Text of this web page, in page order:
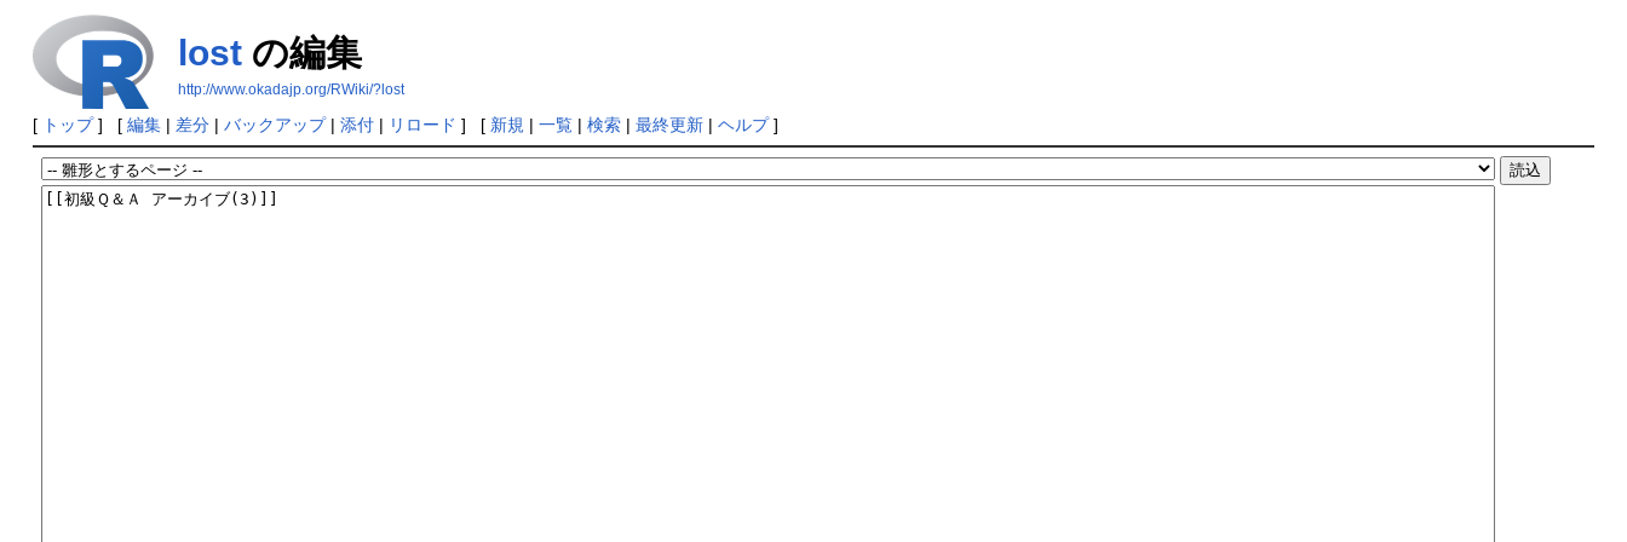
lostの編集
http://www.okadajp.org/RWiki/?lost
[ トップ] [ 編集| 差分| バックアップ| 添付| リロード ] [ 新規 | 一覧| 検索| 最終更新| ヘルプ]